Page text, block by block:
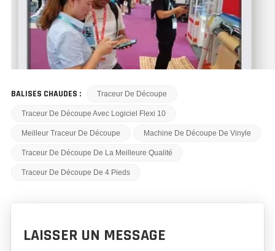
BALISES CHAUDES : Traceur De Découpe
Traceur De Découpe Avec Logiciel Flexi 10
Meilleur Traceur De Découpe Machine De Découpe De Vinyle
Traceur De Découpe De La Meilleure Qualité
Traceur De Découpe De 4 Pieds
LAISSER UN MESSAGE